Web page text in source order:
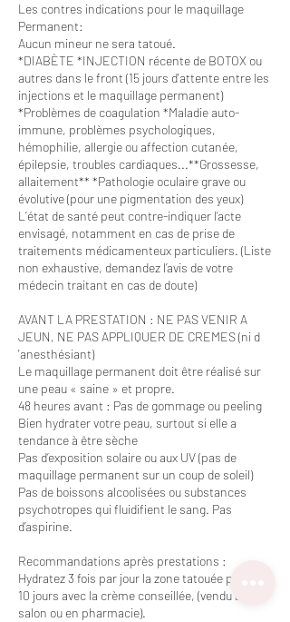
Les contres indications pour le maquillage
Permanent:
Aucun mineur ne sera tatoué.
*DIABÈTE *INJECTION récente de BOTOX ou
autres dans le front (15 jours d'attente entre les
injections et le maquillage permanent)
*Problèmes de coagulation *Maladie auto-
immune, problèmes psychologiques,
hémophilie, allergie ou affection cutanée,
épilepsie, troubles cardiaques...**Grossesse,
allaitement** *Pathologie oculaire grave ou
évolutive (pour une pigmentation des yeux)
L’état de santé peut contre-indiquer l’acte
envisagé, notamment en cas de prise de
traitements médicamenteux particuliers. (Liste
non exhaustive, demandez l’avis de votre
médecin traitant en cas de doute)
AVANT LA PRESTATION : NE PAS VENIR A
JEUN, NE PAS APPLIQUER DE CREMES (ni d
'anesthésiant)
Le maquillage permanent doit être réalisé sur
une peau « saine » et propre.
48 heures avant : Pas de gommage ou peeling
Bien hydrater votre peau, surtout si elle a
tendance à être sèche
Pas d’exposition solaire ou aux UV (pas de
maquillage permanent sur un coup de soleil)
Pas de boissons alcoolisées ou substances
psychotropes qui fluidifient le sang. Pas
d’aspirine.
Recommandations après prestations :
Hydratez 3 fois par jour la zone tatouée pendant
10 jours avec la crème conseillée, (vendu au
salon ou en pharmacie).